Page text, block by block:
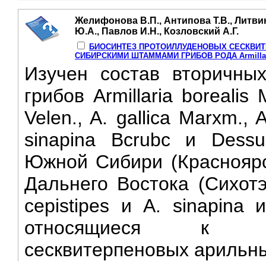
Желифонова В.П., Антипова Т.В.,
Ю.А., Павлов И.Н., Козловский А.Г.
БИОСИНТЕЗ ПРОТОИЛЛУДЕНОВЫХ
СИБИРСКИМИ ШТАММАМИ ГРИБОВ РОДА
Изучен состав
грибов Armillaria borealis
Velen., A. gallica Marxm.,
sinapina Bcrubc и
Южной Сибири
Дальнего Востока
cepistipes и A. sinapina
относящиеся к
сесквитерпеновых